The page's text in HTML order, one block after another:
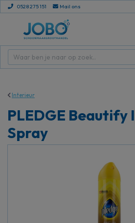
0528 275 151 Mail ons
Interieur
PLEDGE Beautify
Spray